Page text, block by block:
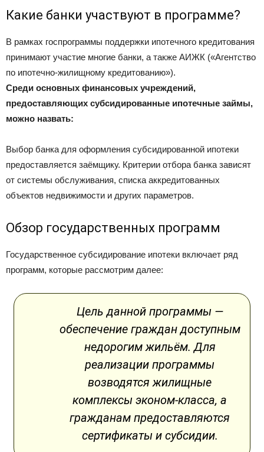
Какие банки участвуют в программе?
В рамках госпрограммы поддержки ипотечного кредитования
принимают участие многие банки, а также АИЖК («Агентство
по ипотечно-жилищному кредитованию»).
Среди основных финансовых учреждений,
предоставляющих субсидированные ипотечные займы,
можно назвать:
Выбор банка для оформления субсидированной ипотеки
предоставляется заёмщику. Критерии отбора банка зависят
от системы обслуживания, списка аккредитованных
объектов недвижимости и других параметров.
Обзор государственных программ
Государственное субсидирование ипотеки включает ряд
программ, которые рассмотрим далее:
Цель данной программы —
обеспечение граждан доступным
недорогим жильём. Для
реализации программы
возводятся жилищные
комплексы эконом-класса, а
гражданам предоставляются
сертификаты и субсидии.